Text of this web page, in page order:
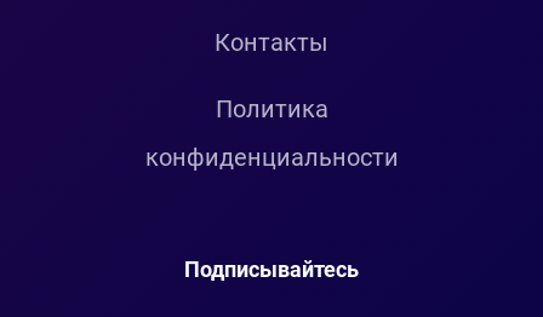
Контакты
Политика
конфиденциальности
Подписывайтесь